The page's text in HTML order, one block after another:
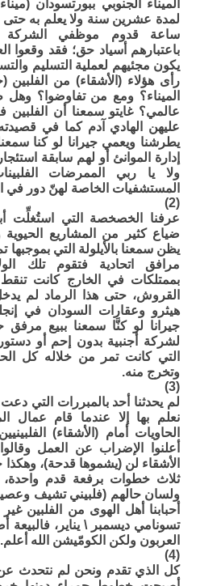
الميناء الجنوبي ببورتسودان
لمدة عشرين سنة ولا يعلم به حتى
ساعة قدوم موظفي الشركة
باعتبارهم أسياد حق؛ فقد وقعوا
يكون مجئيهم لعملية التسليم
رأى هؤلاء (الأشقاء) من الفلبين
الميناء؟ ومع من تفاوضوا؟
عالمي؟ غايتو سمعنا أن
عليهن الهادي آدم كما في
يطرشنا ويعمي جيرانا لو كنا
إدارة الموانئ أو لهم سابقة
ولا يا ربي الممرضات
المستشفيات الخاصة لهنّ دور في
(2)
عرفنا الخصخصة التي استُغلِّت
ضياع كثير من المشاريع
يظن سمعنا بالأيلولة التي بموجبها
مرافق اتحادية فتقوم تلك
بممتلكات في الخارج كانت تنقط
القروش، حتى هذا الرماد لم
هيثرو وعقارات السودان في
جيرانا لو كنَّا سمعنا ببيع
لشركة أجنبية بدون إحم أو
التي كانت تمر من خلاله كل
وتخرج منه.
(3)
لم يحدثنا أحد بالمبررات التي
نعلم بها إلا عندما قام عمال
الحاويات أمام (الأشقاء)
أعلنوا الإضراب عن العمل
الأشقاء لن (يشموها قدحة)،
ثلاث خطوات برفعة قدم واحدة،
ولسان حالهم (فلبيني تشيف
أحبابنا أهل الهوى من الفلبين
تسونامي ديسمبر \ يناير،
العربون ولكن الكومّيشن الله أعلم.
(4)
كل الذي تقدم ونحن لم نتحدث عن